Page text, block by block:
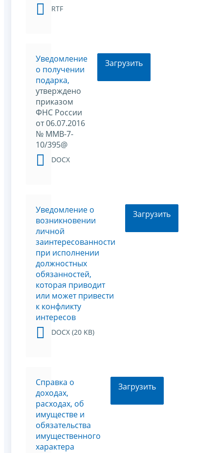
RTF
Уведомление
о получении
подарка,
утверждено
приказом
ФНС России
от 06.07.2016
№ ММВ-7-
10/395@
DOCX
Загрузить
Уведомление о
возникновении
личной
заинтересованности
при исполнении
должностных
обязанностей,
которая приводит
или может привести
к конфликту
интересов
DOCX (20 KB)
Загрузить
Справка о
доходах,
расходах, об
имуществе и
обязательства
имущественного
характера
Загрузить